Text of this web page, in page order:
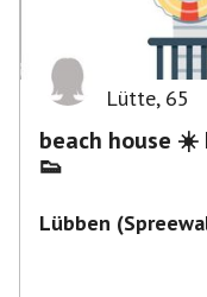
Lütte, 65
beach house ☀️
👟
Lübben